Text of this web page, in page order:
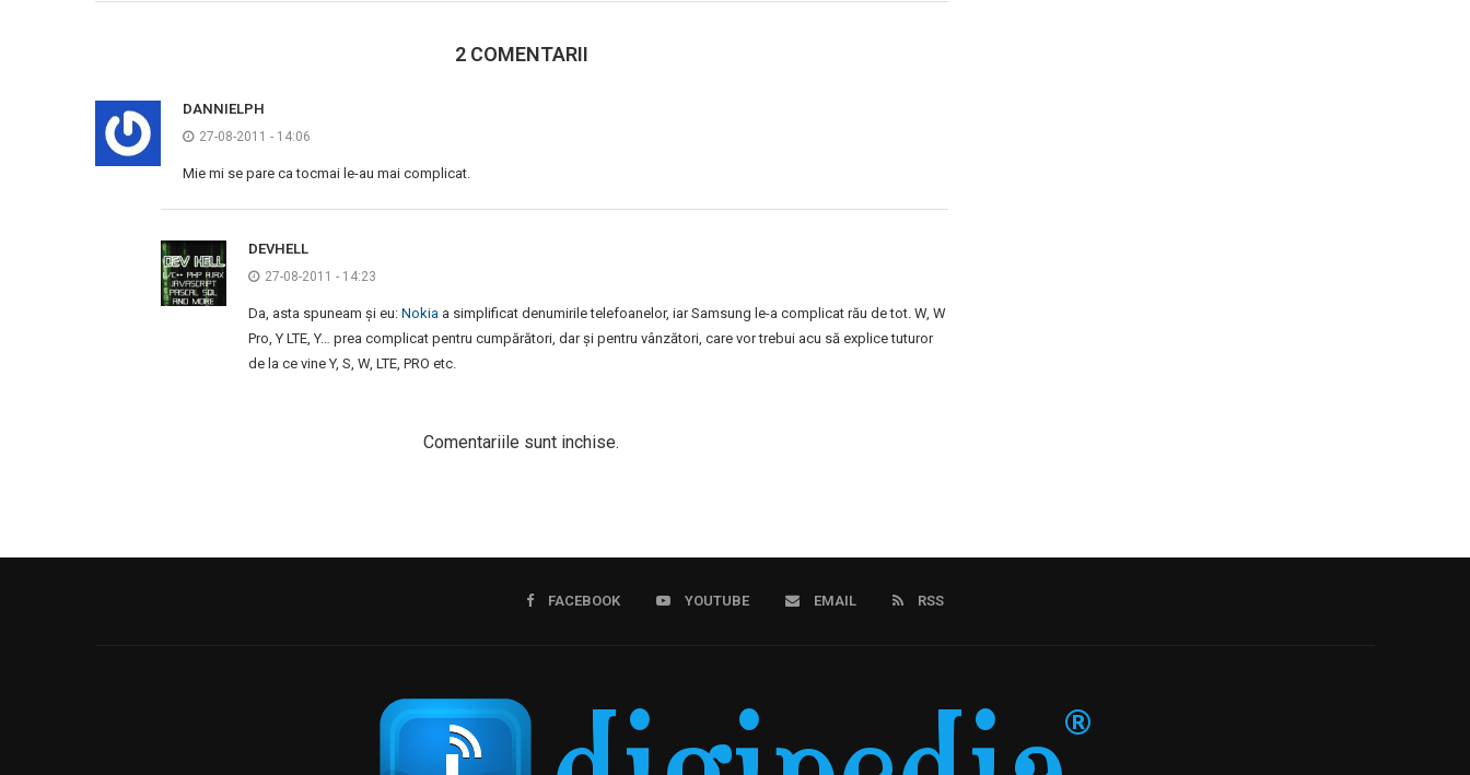
2 COMENTARII
DANNIELPH
27-08-2011 - 14:06
Mie mi se pare ca tocmai le-au mai complicat.
DEVHELL
27-08-2011 - 14:23
Da, asta spuneam și eu: Nokia a simplificat denumirile telefoanelor, iar Samsung le-a complicat rău de tot. W, W
Pro, Y LTE, Y… prea complicat pentru cumpărători, dar și pentru vânzători, care vor trebui acu să explice tuturor
de la ce vine Y, S, W, LTE, PRO etc.
Comentariile sunt inchise.
FACEBOOK YOUTUBE EMAIL RSS